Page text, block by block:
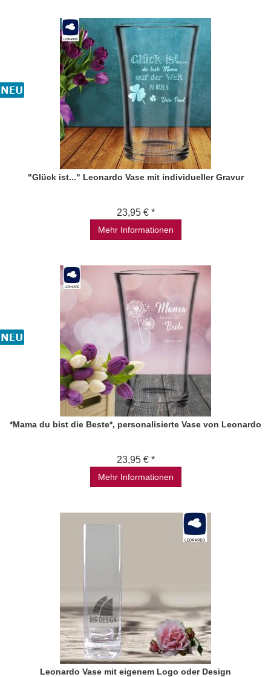
"Glück ist..." Leonardo Vase mit individueller Gravur
23,95 € *
Mehr Informationen
*Mama du bist die Beste*, personalisierte Vase von Leonardo
23,95 € *
Mehr Informationen
Leonardo Vase mit eigenem Logo oder Design